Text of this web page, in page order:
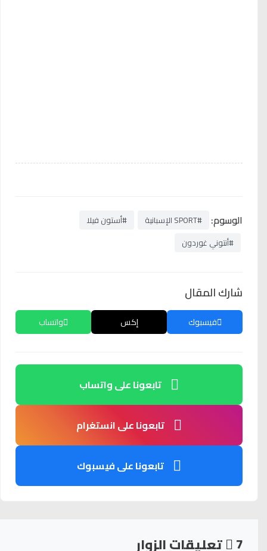
الوسوم: #SPORT الإسبانية
#أستون فيلا
#أنتوني غوردون
شارك المقال
فيسبوك إكس واتساب
تابعونا على واتساب
تابعونا على انستغرام
تابعونا على فيسبوك
7 تعليقات الزوار